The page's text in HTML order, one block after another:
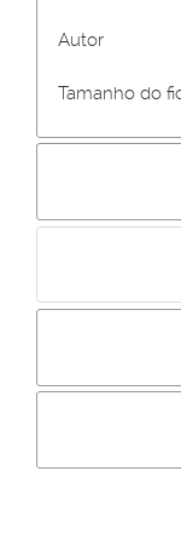
Autor
Tamanho do
Incluir
Primeiro